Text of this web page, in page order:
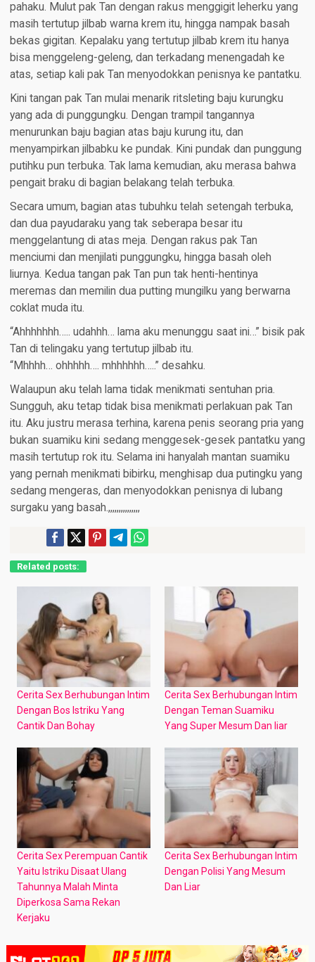
pahaku. Mulut pak Tan dengan rakus menggigit leherku yang
masih tertutup jilbab warna krem itu, hingga nampak basah
bekas gigitan. Kepalaku yang tertutup jilbab krem itu hanya
bisa menggeleng-geleng, dan terkadang menengadah ke
atas, setiap kali pak Tan menyodokkan penisnya ke pantatku.
Kini tangan pak Tan mulai menarik ritsleting baju kurungku
yang ada di punggungku. Dengan trampil tangannya
menurunkan baju bagian atas baju kurung itu, dan
menyampirkan jilbabku ke pundak. Kini pundak dan punggung
putihku pun terbuka. Tak lama kemudian, aku merasa bahwa
pengait braku di bagian belakang telah terbuka.
Secara umum, bagian atas tubuhku telah setengah terbuka,
dan dua payudaraku yang tak seberapa besar itu
menggelantung di atas meja. Dengan rakus pak Tan
menciumi dan menjilati punggungku, hingga basah oleh
liurnya. Kedua tangan pak Tan pun tak henti-hentinya
meremas dan memilin dua putting mungilku yang berwarna
coklat muda itu.
“Ahhhhhhh….. udahhh… lama aku menunggu saat ini…” bisik pak
Tan di telingaku yang tertutup jilbab itu.
“Mhhhh… ohhhhh…. mhhhhhh…..” desahku.
Walaupun aku telah lama tidak menikmati sentuhan pria.
Sungguh, aku tetap tidak bisa menikmati perlakuan pak Tan
itu. Aku justru merasa terhina, karena penis seorang pria yang
bukan suamiku kini sedang menggesek-gesek pantatku yang
masih tertutup rok itu. Selama ini hanyalah mantan suamiku
yang pernah menikmati bibirku, menghisap dua putingku yang
sedang mengeras, dan menyodokkan penisnya di lubang
surgaku yang basah.,,,,,,,,,,,,,,,
Related posts:
Cerita Sex Berhubungan Intim
Dengan Bos Istriku Yang
Cantik Dan Bohay
Cerita Sex Berhubungan Intim
Dengan Teman Suamiku
Yang Super Mesum Dan liar
Cerita Sex Perempuan Cantik
Yaitu Istriku Disaat Ulang
Tahunnya Malah Minta
Diperkosa Sama Rekan
Kerjaku
Cerita Sex Berhubungan Intim
Dengan Polisi Yang Mesum
Dan Liar